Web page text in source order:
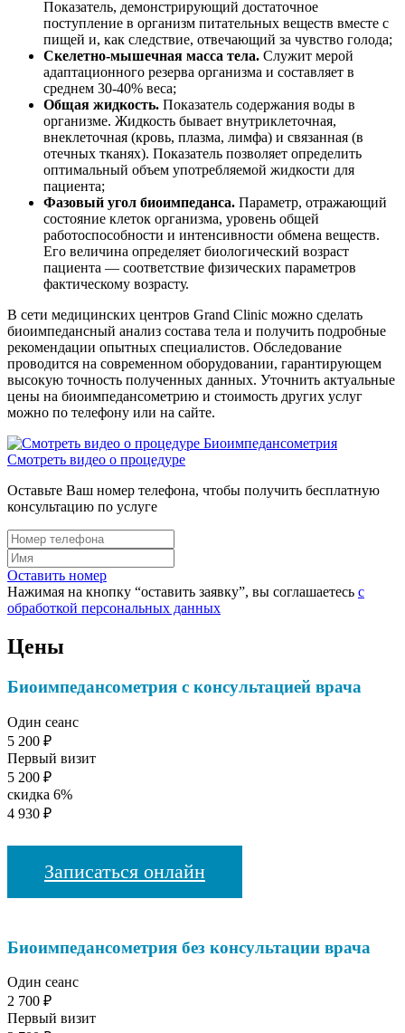
Показатель, демонстрирующий достаточное
поступление в организм питательных веществ вместе с
пищей и, как следствие, отвечающий за чувство голода;
Скелетно-мышечная масса тела. Служит мерой
адаптационного резерва организма и составляет в
среднем 30-40% веса;
Общая жидкость. Показатель содержания воды в
организме. Жидкость бывает внутриклеточная,
внеклеточная (кровь, плазма, лимфа) и связанная (в
отечных тканях). Показатель позволяет определить
оптимальный объем употребляемой жидкости для
пациента;
Фазовый угол биоимпеданса. Параметр, отражающий
состояние клеток организма, уровень общей
работоспособности и интенсивности обмена веществ.
Его величина определяет биологический возраст
пациента — соответствие физических параметров
фактическому возрасту.
В сети медицинских центров Grand Clinic можно сделать
биоимпедансный анализ состава тела и получить подробные
рекомендации опытных специалистов. Обследование
проводится на современном оборудовании, гарантирующем
высокую точность полученных данных. Уточнить актуальные
цены на биоимпедансометрию и стоимость других услуг
можно по телефону или на сайте.
Смотреть видео о процедуре
Оставьте Ваш номер телефона, чтобы получить бесплатную
консультацию по услуге
Оставить номер
Нажимая на кнопку “оставить заявку”, вы соглашаетесь с
обработкой персональных данных
Цены
Биоимпедансометрия с консультацией врача
Один сеанс
5 200 ₽
Первый визит
5 200 ₽
скидка 6%
4 930 ₽
Записаться онлайн
Биоимпедансометрия без консультации врача
Один сеанс
2 700 ₽
Первый визит